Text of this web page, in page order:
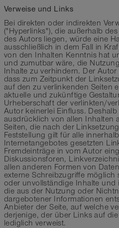
Verweise und Links
Bei direkten oder indirekten
("Hyperlinks"), die außerhalb
des Autors liegen, würde eine
ausschließlich in dem Fall in
von den Inhalten Kenntnis hat
und zumutbar wäre, die
Inhalte zu verhindern. Der
dass zum Zeitpunkt der
auf den zu verlinkenden Seiten
aktuelle und zukünftige
Urheberschaft der verlinkten/
Autor keinerlei Einfluss.
ausdrücklich von allen Inhalten
Seiten, die nach der
Feststellung gilt für alle
Internetangebotes gesetzten
Fremdeinträge in vom Autor
Diskussionsforen,
allen anderen Formen von
externe Schreibzugriffe möglich
oder unvollständige Inhalte und
die aus der Nutzung oder
dargebotener Informationen
Anbieter der Seite, auf welche
derjenige, der über Links auf
lediglich verweist.